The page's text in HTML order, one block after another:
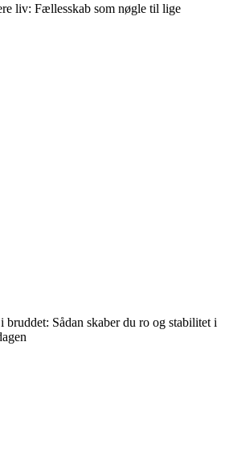
liv: Fællesskab som nøgle til lige
bruddet: Sådan skaber du ro og stabilitet i